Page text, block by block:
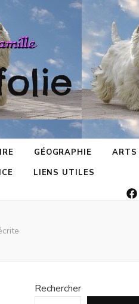
GÉOGRAPHIE ARTS
LIENS UTILES
Rechercher